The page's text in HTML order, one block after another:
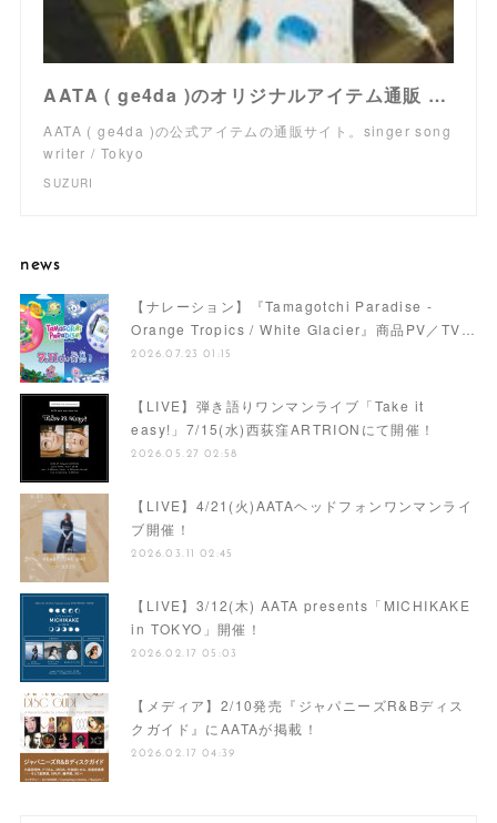
AATA ( ge4da )のオリジナルアイテム通販 ∞ SUZURI（スズリ）
AATA ( ge4da )の公式アイテムの通販サイト。singer song
writer / Tokyo
SUZURI
news
【ナレーション】『Tamagotchi Paradise -
Orange Tropics / White Glacier』商品PV／TV…
2026.07.23 01:15
【LIVE】弾き語りワンマンライブ「Take it
easy!」7/15(水)西荻窪ARTRIONにて開催！
2026.05.27 02:58
【LIVE】4/21(火)AATAヘッドフォンワンマンライ
ブ開催！
2026.03.11 02:45
【LIVE】3/12(木) AATA presents「MICHIKAKE
in TOKYO」開催！
2026.02.17 05:03
【メディア】2/10発売『ジャパニーズR&Bディス
クガイド』にAATAが掲載！
2026.02.17 04:39